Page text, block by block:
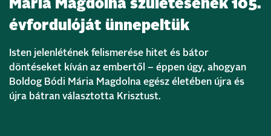
Mária Magdolna születésének 105.
évfordulóját ünnepeltük
Isten jelenlétének felismerése hitet és bátor
döntéseket kíván az embertől – éppen úgy, ahogyan
Boldog Bódi Mária Magdolna egész életében újra és
újra bátran választotta Krisztust.